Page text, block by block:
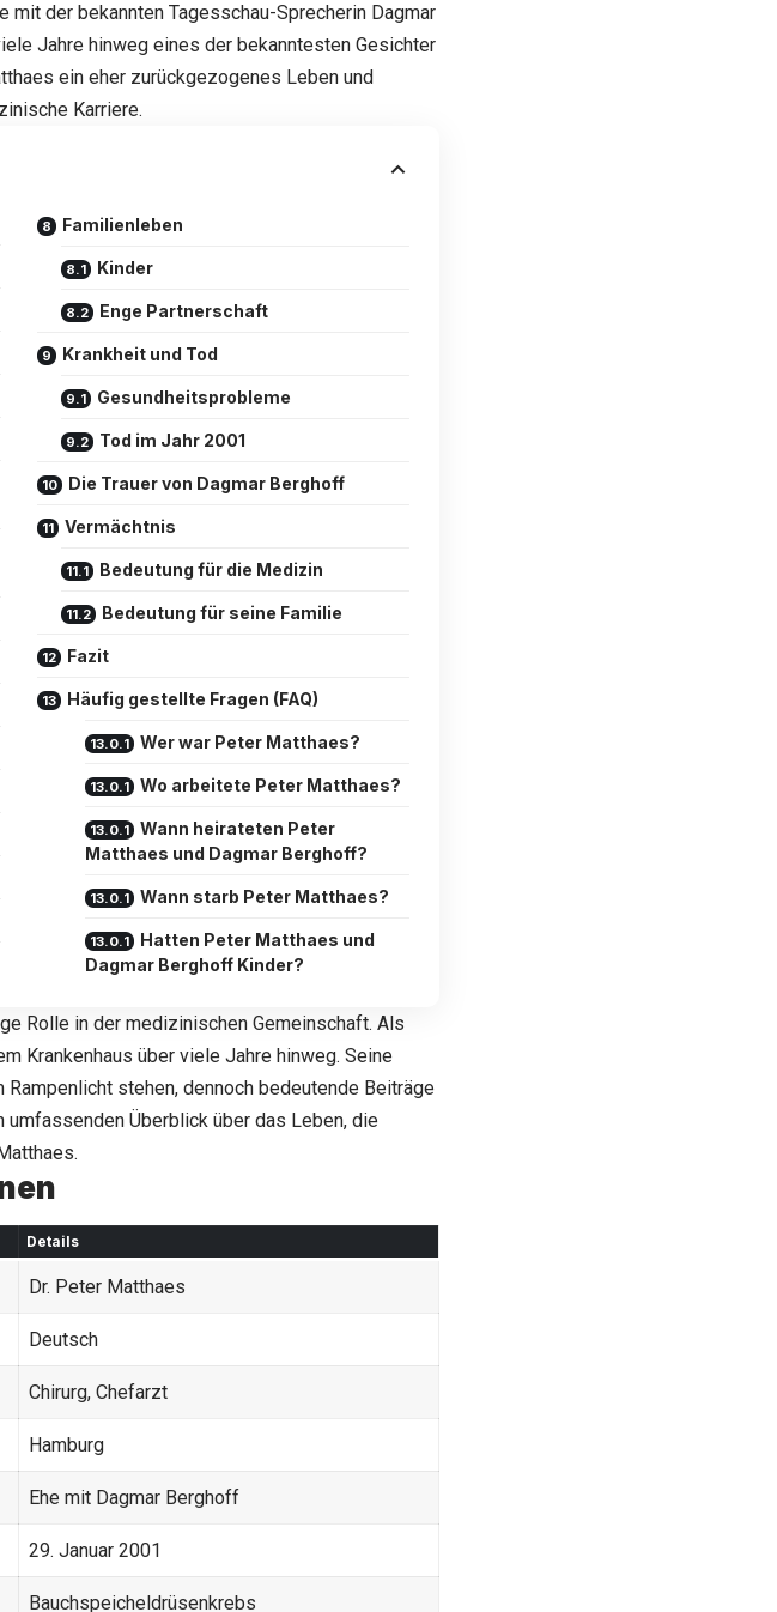
der bekannten Tagesschau-Sprecherin Dagmar
Jahre hinweg eines der bekanntesten Gesichter
ein eher zurückgezogenes Leben und
Karriere.
Familienleben
Kinder
Enge Partnerschaft
Krankheit und Tod
Gesundheitsprobleme
Tod im Jahr 2001
Die Trauer von Dagmar Berghoff
Vermächtnis
Bedeutung für die Medizin
Bedeutung für seine Familie
Fazit
Häufig gestellte Fragen (FAQ)
Wer war Peter Matthaes?
Wo arbeitete Peter Matthaes?
Wann heirateten Peter
Matthaes und Dagmar Berghoff?
Wann starb Peter Matthaes?
Hatten Peter Matthaes und
Dagmar Berghoff Kinder?
Rolle in der medizinischen Gemeinschaft. Als
Krankenhaus über viele Jahre hinweg. Seine
stehen, dennoch bedeutende Beiträge
Überblick über das Leben, die
Details
Dr. Peter Matthaes
Deutsch
Chirurg, Chefarzt
Hamburg
Ehe mit Dagmar Berghoff
29. Januar 2001
Bauchspeicheldrüsenkrebs